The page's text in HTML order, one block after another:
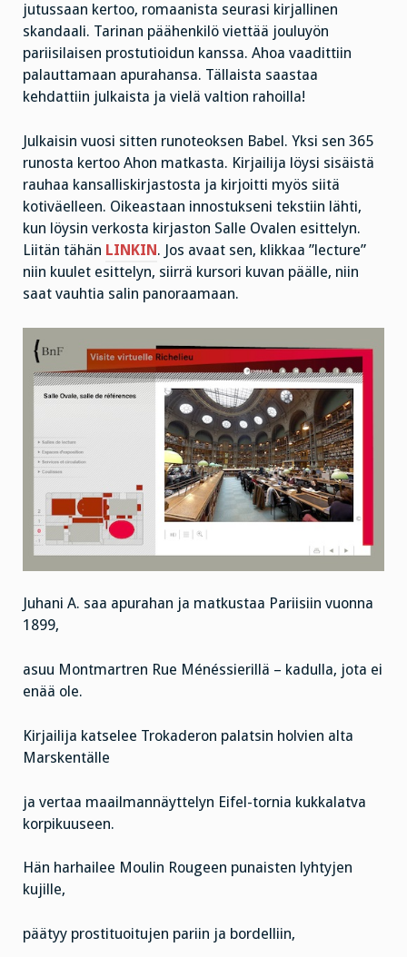
jutussaan kertoo, romaanista seurasi kirjallinen
skandaali. Tarinan päähenkilö viettää jouluyön
pariisilaisen prostutioidun kanssa. Ahoa vaadittiin
palauttamaan apurahansa. Tällaista saastaa
kehdattiin julkaista ja vielä valtion rahoilla!
Julkaisin vuosi sitten runoteoksen Babel. Yksi sen 365
runosta kertoo Ahon matkasta. Kirjailija löysi sisäistä
rauhaa kansalliskirjastosta ja kirjoitti myös siitä
kotiväelleen. Oikeastaan innostukseni tekstiin lähti,
kun löysin verkosta kirjaston Salle Ovalen esittelyn.
Liitän tähän LINKIN. Jos avaat sen, klikkaa ”lecture”
niin kuulet esittelyn, siirrä kursori kuvan päälle, niin
saat vauhtia salin panoraamaan.
Juhani A. saa apurahan ja matkustaa Pariisiin vuonna
1899,
asuu Montmartren Rue Ménéssierillä – kadulla, jota ei
enää ole.
Kirjailija katselee Trokaderon palatsin holvien alta
Marskentälle
ja vertaa maailmannäyttelyn Eifel-tornia kukkalatva
korpikuuseen.
Hän harhailee Moulin Rougeen punaisten lyhtyjen
kujille,
päätyy prostituoitujen pariin ja bordelliin,